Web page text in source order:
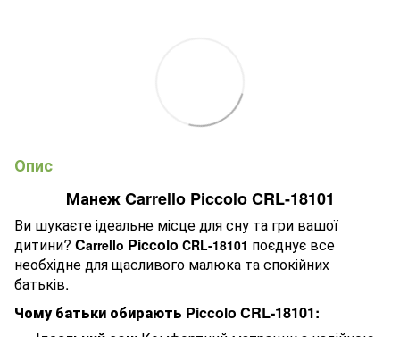
Опис
Манеж Carrello Piccolo CRL-18101
Ви шукаєте ідеальне місце для сну та гри вашої
дитини? Carrello Piccolo CRL-18101 поєднує все
необхідне для щасливого малюка та спокійних
батьків.
Чому батьки обирають Piccolo CRL-18101: